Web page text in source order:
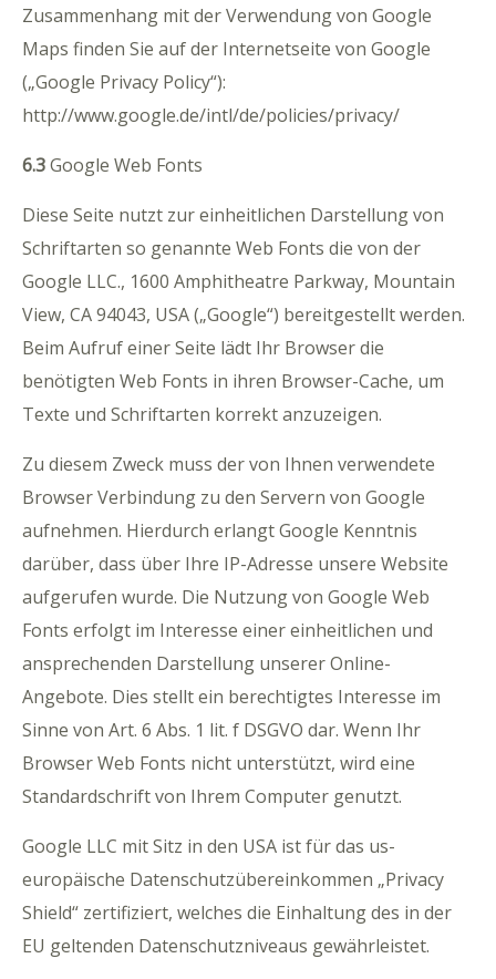
Zusammenhang mit der Verwendung von Google
Maps finden Sie auf der Internetseite von Google
(„Google Privacy Policy“):
http://www.google.de/intl/de/policies/privacy/
6.3Google Web Fonts
Diese Seite nutzt zur einheitlichen Darstellung von
Schriftarten so genannte Web Fonts die von der
Google LLC., 1600 Amphitheatre Parkway, Mountain
View, CA 94043, USA („Google“) bereitgestellt werden.
Beim Aufruf einer Seite lädt Ihr Browser die
benötigten Web Fonts in ihren Browser-Cache, um
Texte und Schriftarten korrekt anzuzeigen.
Zu diesem Zweck muss der von Ihnen verwendete
Browser Verbindung zu den Servern von Google
aufnehmen. Hierdurch erlangt Google Kenntnis
darüber, dass über Ihre IP-Adresse unsere Website
aufgerufen wurde. Die Nutzung von Google Web
Fonts erfolgt im Interesse einer einheitlichen und
ansprechenden Darstellung unserer Online-
Angebote. Dies stellt ein berechtigtes Interesse im
Sinne von Art. 6 Abs. 1 lit. f DSGVO dar. Wenn Ihr
Browser Web Fonts nicht unterstützt, wird eine
Standardschrift von Ihrem Computer genutzt.
Google LLC mit Sitz in den USA ist für das us-
europäische Datenschutzübereinkommen „Privacy
Shield“ zertifiziert, welches die Einhaltung des in der
EU geltenden Datenschutzniveaus gewährleistet.